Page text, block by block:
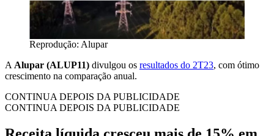
Reprodução: Alupar
A Alupar (ALUP11) divulgou os resultados do 2T23, com ótimo
crescimento na comparação anual.
CONTINUA DEPOIS DA PUBLICIDADE
CONTINUA DEPOIS DA PUBLICIDADE